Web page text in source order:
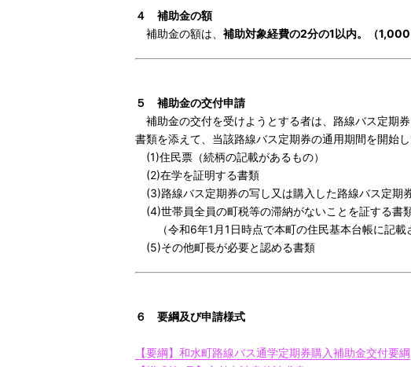
４ 補助金の額
補助金の額は、 補助対象経費の2分の1以内。（1,000
５ 補助金の交付申請
補助金の交付を受けようとする者は、路線バス定期
書類を添えて、当該路線バス定期券の通用期間を開始
(1)住民票（続柄の記載があるもの）
(2)在学を証明する書類
(3)路線バス定期券の写し又は購入した路線バス定期
(4)世帯員全員の町税等の滞納がないことを証する書
（令和6年1月1日時点で本町の住民基本台帳に記載
(5)その他町長が必要と認める書類
６ 要綱及び申請様式
【要綱】和水町路線バス通学定期券購入補助金交付要綱